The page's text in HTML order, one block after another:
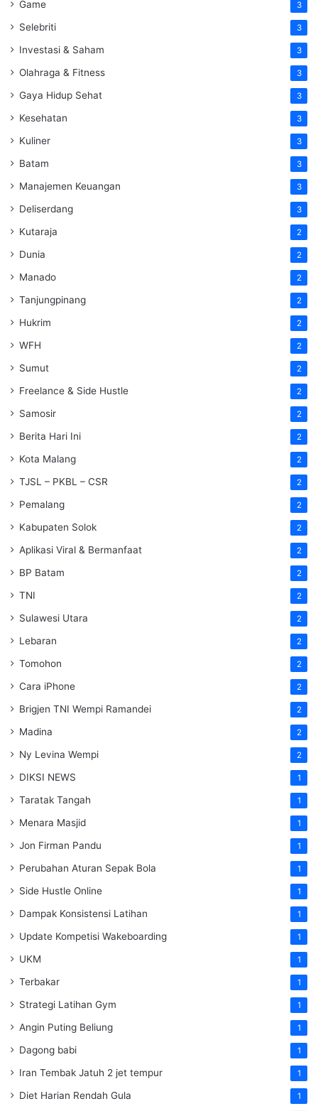
Game 3
Selebriti 3
Investasi & Saham 3
Olahraga & Fitness 3
Gaya Hidup Sehat 3
Kesehatan 3
Kuliner 3
Batam 3
Manajemen Keuangan 3
Deliserdang 3
Kutaraja 2
Dunia 2
Manado 2
Tanjungpinang 2
Hukrim 2
WFH 2
Sumut 2
Freelance & Side Hustle 2
Samosir 2
Berita Hari Ini 2
Kota Malang 2
TJSL – PKBL – CSR 2
Pemalang 2
Kabupaten Solok 2
Aplikasi Viral & Bermanfaat 2
BP Batam 2
TNI 2
Sulawesi Utara 2
Lebaran 2
Tomohon 2
Cara iPhone 2
Brigjen TNI Wempi Ramandei 2
Madina 2
Ny Levina Wempi 2
DIKSI NEWS 1
Taratak Tangah 1
Menara Masjid 1
Jon Firman Pandu 1
Perubahan Aturan Sepak Bola 1
Side Hustle Online 1
Dampak Konsistensi Latihan 1
Update Kompetisi Wakeboarding 1
UKM 1
Terbakar 1
Strategi Latihan Gym 1
Angin Puting Beliung 1
Dagong babi 1
Iran Tembak Jatuh 2 jet tempur 1
Diet Harian Rendah Gula 1